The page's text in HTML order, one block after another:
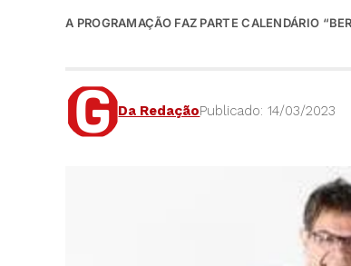
A PROGRAMAÇÃO FAZ PARTE CALENDÁRIO
Da RedaçãoPublicado: 14/03/2023